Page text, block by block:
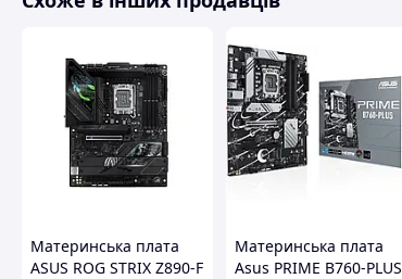
Материнська плата
ASUS ROG STRIX Z890-F
Материнська плата
Asus PRIME B760-PLUS